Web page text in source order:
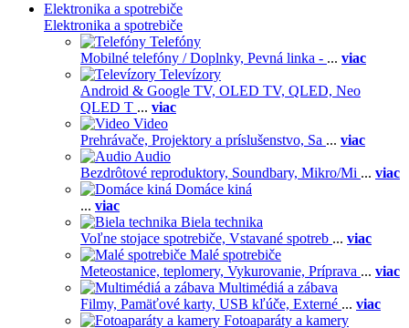
Elektronika a spotrebiče
Elektronika a spotrebiče
Telefóny
Mobilné telefóny / Doplnky, Pevná linka - ... viac
Televízory
Android & Google TV, OLED TV, QLED, Neo
QLED T ... viac
Video
Prehrávače, Projektory a príslušenstvo, Sa ... viac
Audio
Bezdrôtové reproduktory, Soundbary, Mikro/Mi ... viac
Domáce kiná
... viac
Biela technika
Voľne stojace spotrebiče, Vstavané spotreb ... viac
Malé spotrebiče
Meteostanice, teplomery, Vykurovanie, Príprava ... viac
Multimédiá a zábava
Filmy, Pamäťové karty, USB kľúče, Externé ... viac
Fotoaparáty a kamery